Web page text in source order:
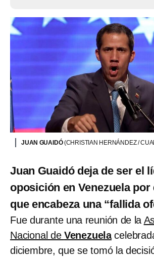
JUAN GUAIDÓ(CHRISTIAN HERNÁNDEZ /
Juan Guaidó deja de ser el
oposición en Venezuela
que encabeza una “fallida
Fue durante una reunión de la
Nacional de Venezuela
diciembre, que se tomó la